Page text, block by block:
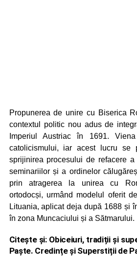
Propunerea de unire cu Biserica
contextul politic nou adus de
Imperiul Austriac în 1691.
catolicismului, iar acest lucru se
sprijinirea procesului de refacere
seminariilor și a ordinelor
prin atragerea la unirea cu
ortodocși, urmând modelul oferit
Lituania, aplicat deja după 1688 și
în zona Muncaciului și a Sătmarului.
Citește și: Obiceiuri, tradiții și
Paște. Credințe și Superstiții de